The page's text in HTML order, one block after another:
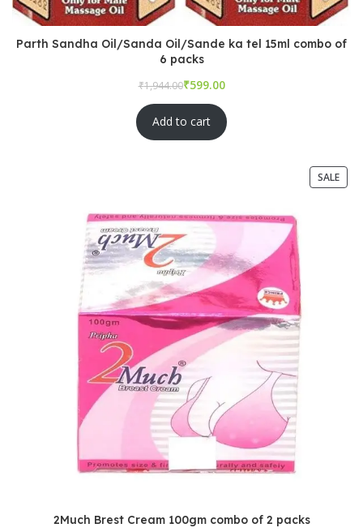
Parth Sandha Oil/Sanda Oil/Sande ka tel 15ml combo of
6 packs
₹
₹
Add to cart
SALE
2Much Brest Cream 100gm combo of 2 packs